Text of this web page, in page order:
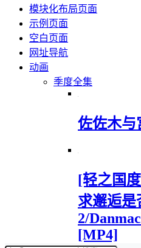
模块化布局页面
示例页面
空白页面
网址导航
动画
季度全集
佐佐木与
[轻之国
求邂逅是
2/
[MP4]